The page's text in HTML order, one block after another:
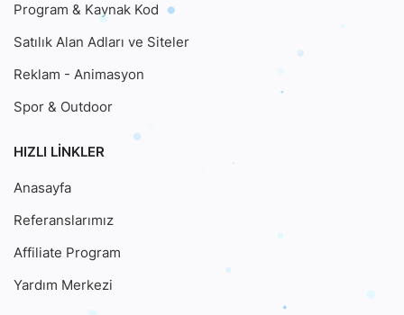
Program & Kaynak Kod
Satılık Alan Adları ve Siteler
Reklam - Animasyon
Spor & Outdoor
HIZLI LINKLER
Anasayfa
Referanslarımız
Affiliate Program
Yardım Merkezi